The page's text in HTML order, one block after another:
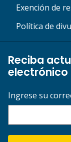
Exención de
Política de
Reciba
electrónico
Ingrese su